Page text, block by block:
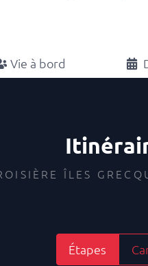
Vie à bord
ÎLES
Étapes